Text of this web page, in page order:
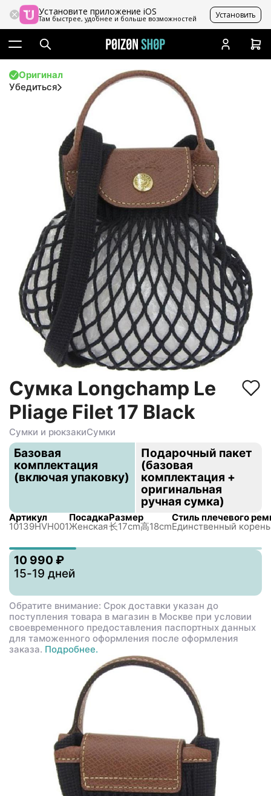
Установите приложение iOS
Там быстрее, удобнее и больше возможностей Установить
Оригинал
Убедиться
Сумка Longchamp Le
Pliage Filet 17 Black
Сумки и рюкзакиСумки
Базовая
комплектация
(включая упаковку)
Подарочный пакет
(базовая
комплектация +
оригинальная
ручная сумка)
Артикул
10139HVH001
Посадка
Женская
Размер
长17cm高18cm
Стиль плечевого
Единственный корень
10 990 ₽
15-19 дней
Обратите внимание: Срок доставки указан до
поступления товара в магазин в Москве при условии
своевременного предоставления паспортных данных
для таможенного оформления после оформления
заказа. Подробнее.